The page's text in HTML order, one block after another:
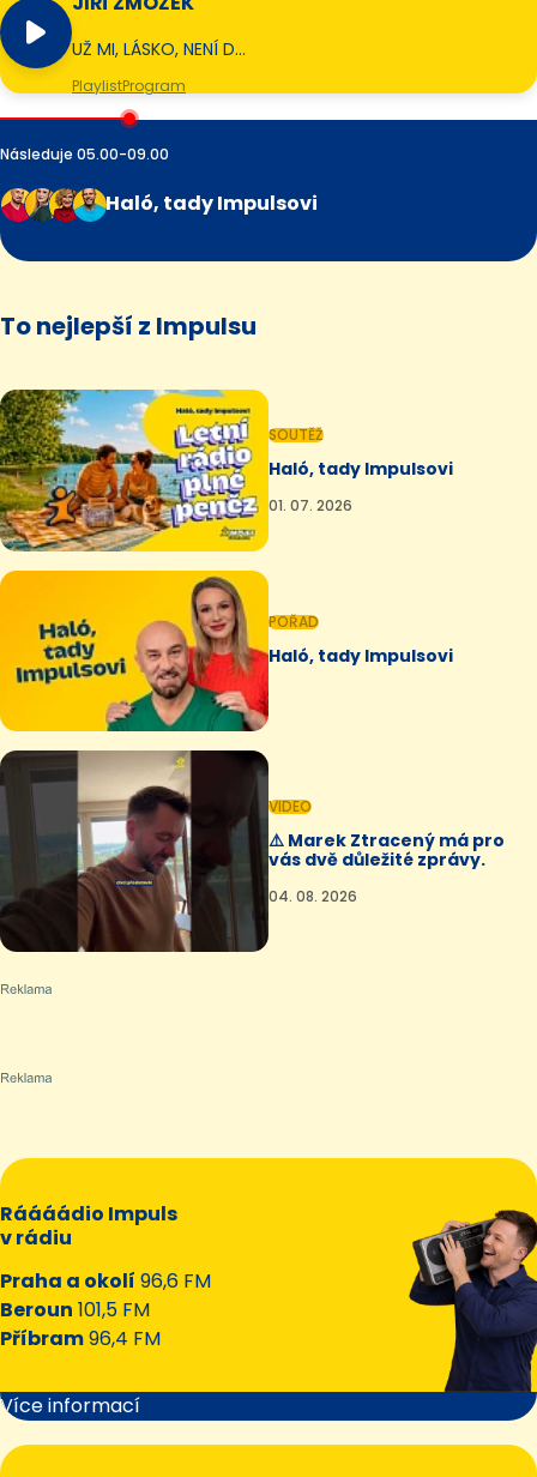
UŽ MI, LÁSKO, NENÍ D…
PlaylistProgram
Následuje 05.00-09.00
Haló, tady Impulsovi
To nejlepší z Impulsu
SOUTĚŽ
Haló, tady Impulsovi
01. 07. 2026
POŘAD
Haló, tady Impulsovi
VIDEO
⚠️ Marek Ztracený má pro
vás dvě důležité zprávy.
04. 08. 2026
Ráááádio Impuls
v rádiu
Praha a okolí 96,6 FM
Beroun 101,5 FM
Příbram96,4 FM
Více informací